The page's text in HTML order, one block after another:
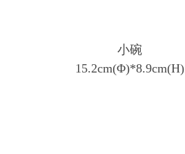
小碗
15.2cm(Φ)*8.9cm(H)